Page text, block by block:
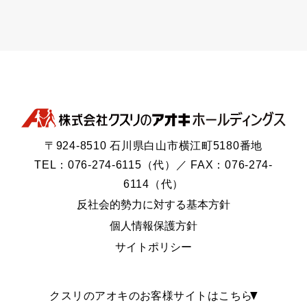
〒924-8510 石川県白山市横江町5180番地
TEL：076-274-6115（代）／ FAX：076-274-
6114（代）
反社会的勢力に対する基本方針
個人情報保護方針
サイトポリシー
クスリのアオキのお客様サイトはこちら